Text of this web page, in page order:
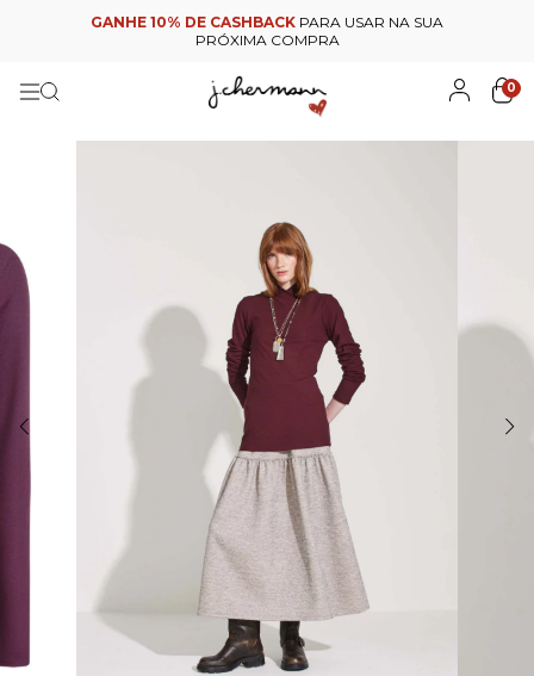
GANHE 10% DE CASHBACK PARA USAR NA SUA
PRÓXIMA COMPRA
0